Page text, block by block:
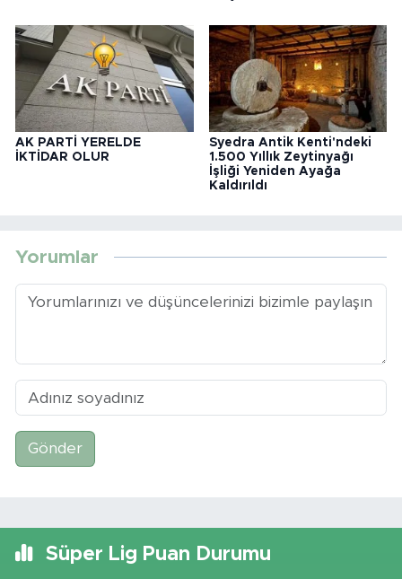
AK PARTİ YERELDE
İKTİDAR OLUR
Syedra Antik Kenti'ndeki
1.500 Yıllık Zeytinyağı
İşliği Yeniden Ayağa
Kaldırıldı
Yorumlar
Gönder
Süper Lig Puan Durumu